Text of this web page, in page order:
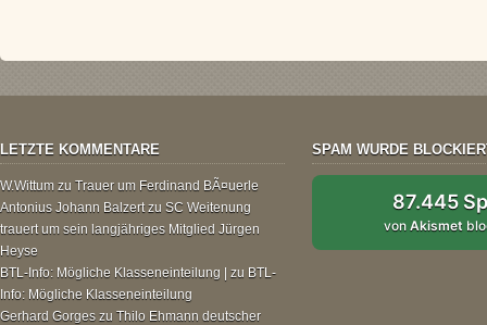
LETZTE KOMMENTARE
W.Wittum zu Trauer um Ferdinand BÃ¤uerle
Antonius Johann Balzertzu SC Weitenung
trauert um sein langjähriges Mitglied Jürgen
Heyse
BTL-Info: Mögliche Klasseneinteilung | zu BTL-
Info: Mögliche Klasseneinteilung
Gerhard Gorges zu Thilo Ehmann deutscher
SPAM WURDE
87.445
vonAkismet